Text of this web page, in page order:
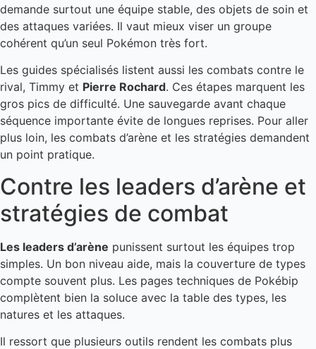
demande surtout une équipe stable, des objets de soin et
des attaques variées. Il vaut mieux viser un groupe
cohérent qu’un seul Pokémon très fort.
Les guides spécialisés listent aussi les combats contre le
rival, Timmy et Pierre Rochard. Ces étapes marquent les
gros pics de difficulté. Une sauvegarde avant chaque
séquence importante évite de longues reprises. Pour aller
plus loin, les combats d’arène et les stratégies demandent
un point pratique.
Contre les leaders d’arène et
stratégies de combat
Les leaders d’arène punissent surtout les équipes trop
simples. Un bon niveau aide, mais la couverture de types
compte souvent plus. Les pages techniques de Pokébip
complètent bien la soluce avec la table des types, les
natures et les attaques.
Il ressort que plusieurs outils rendent les combats plus